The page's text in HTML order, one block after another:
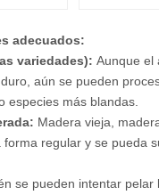
adecuados:
variedades): Aunque el
aún se pueden
especies más blandas.
Madera vieja,
regular y se pueda
se pueden intentar pelar